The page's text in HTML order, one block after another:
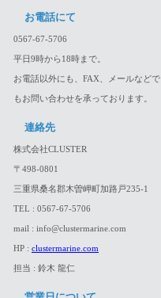
お電話にて
0567-67-5706
平日9時から18時まで。
お電話以外にも、FAX、メールなどで
もお問い合わせを承っております。
連絡先
株式会社CLUSTER
〒498-0801
三重県桑名郡木曽岬町加路戸235-1
TEL : 0567-67-5706
mail : info@clustermarine.com
HP : clustermarine.com
担当 : 鈴木 龍仁